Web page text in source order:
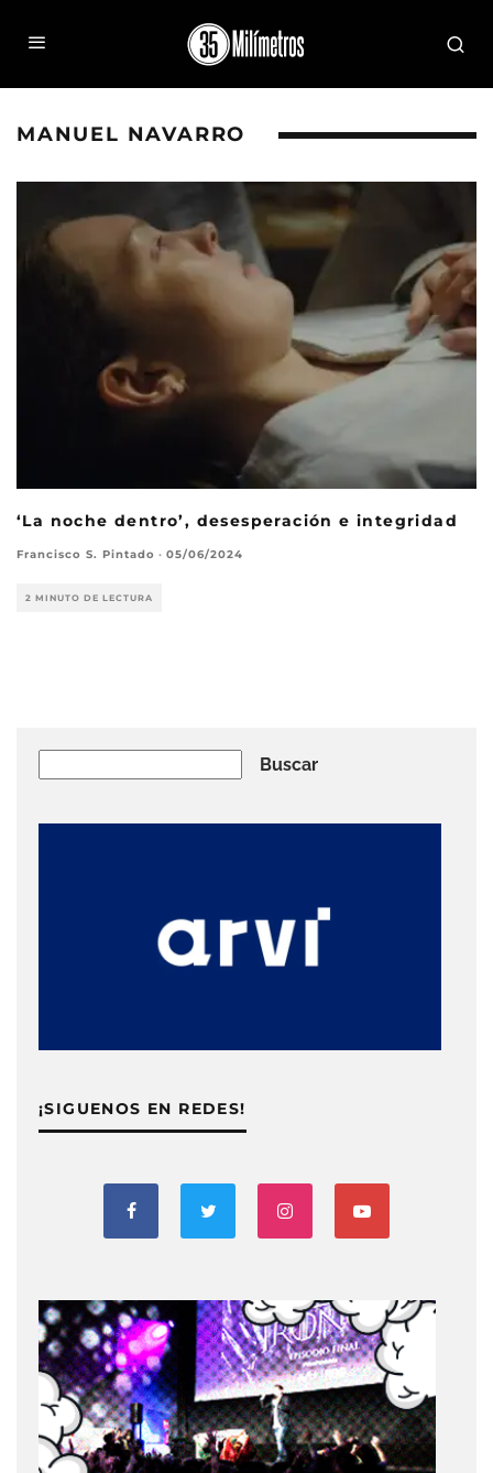
MANUEL NAVARRO
‘La noche dentro’, desesperación e integridad
Francisco S. Pintado · 05/06/2024
2 MINUTO DE LECTURA
Buscar
¡SIGUENOS EN REDES!